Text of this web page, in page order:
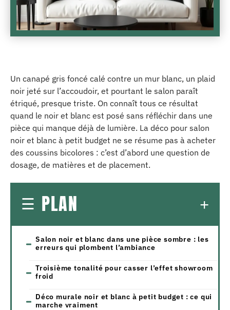
Un canapé gris foncé calé contre un mur blanc, un plaid
noir jeté sur l’accoudoir, et pourtant le salon paraît
étriqué, presque triste. On connaît tous ce résultat
quand le noir et blanc est posé sans réfléchir dans une
pièce qui manque déjà de lumière. La déco pour salon
noir et blanc à petit budget ne se résume pas à acheter
des coussins bicolores : c’est d’abord une question de
dosage, de matières et de placement.
PLAN
Salon noir et blanc dans une pièce sombre : les
erreurs qui plombent l’ambiance
Troisième tonalité pour casser l’effet showroom
froid
Déco murale noir et blanc à petit budget : ce qui
marche vraiment